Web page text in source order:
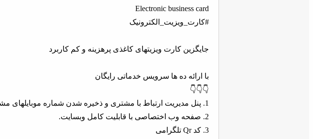
Electronic business card
#کارت_ویزیت_الکترونیک
جایگزین کارت ویزیتهای کاغذی پرهزینه و کم کاربرد
با ارائه ده ها سرویس خدماتی رایگان
👇👇👇
1. پنل مدیریت ارتباط با مشتری و ذخیره شدن شماره موبایلهای مشتریان در یک فایل اکسل
2. صفحه وب اختصاصی با قابلیت کامل وبسایت.
3. کد Qr تلگرامی